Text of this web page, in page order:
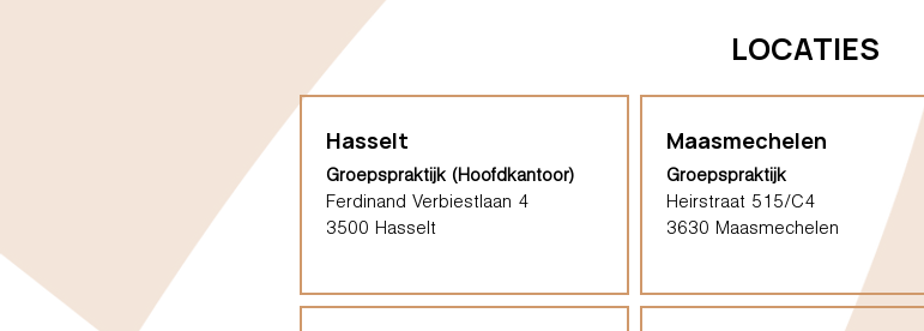
LOCATIES
Hasselt
Groepspraktijk (Hoofdkantoor)
Ferdinand Verbiestlaan 4
3500 Hasselt
Maasmechelen
Groepspraktijk
Heirstraat 515/C4
3630 Maasmechelen